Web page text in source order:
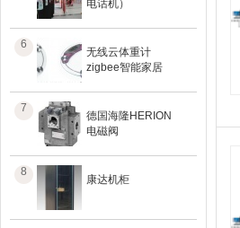
电话机）
6
无线云体重计
zigbee智能家居
7
德国海隆HERION
电磁阀
8
康达机柜